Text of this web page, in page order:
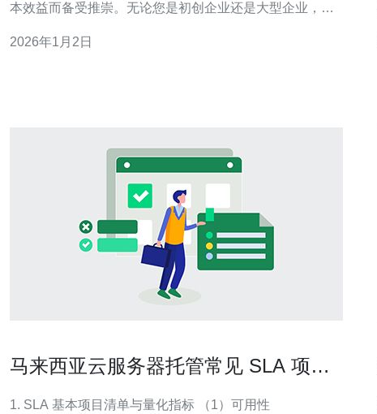
本效益而备受推崇。无论您是初创企业还是大型企业，大
细介绍大哥云马来西亚云服务器的优势，帮助您做出最佳
2026年1月2日
马来西亚云服务器托管常见 SLA 项目
1. SLA 基本项目清单与量化指标 （1）可用性